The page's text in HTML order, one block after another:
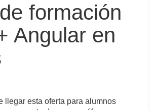
formación
Angular en
llegar esta oferta para alumnos